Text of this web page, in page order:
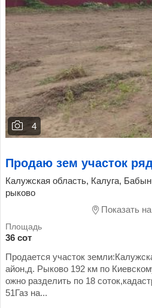
4
Продаю зем участок
Калужская область, Калуга,
рыково
Показать на
36 сот
Продается участок
айон,д. Рыково 192 км по
ожно разделить по 18
51Газ на...